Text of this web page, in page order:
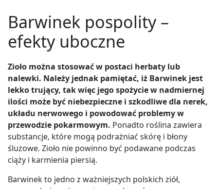
Barwinek pospolity–
efekty uboczne
Zioło można stosować w postaci herbaty lub
nalewki. Należy jednak pamiętać, iż Barwinek jest
lekko trujący, tak więc jego spożycie w nadmiernej
ilości może być niebezpieczne i szkodliwe dla nerek,
układu nerwowego i powodować problemy w
przewodzie pokarmowym. Ponadto roślina zawiera
substancje, które mogą podrażniać skórę i błony
śluzowe. Zioło nie powinno być podawane podczas
ciąży i karmienia piersią.
Barwinek to jedno z ważniejszych polskich ziół,